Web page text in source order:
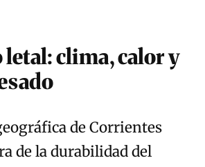
letal: clima, calor y
de Corrientes
de la durabilidad del